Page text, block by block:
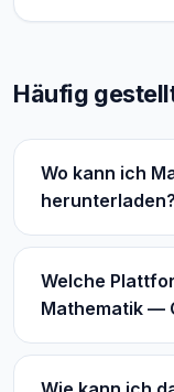
Häufig
Wo kann ich
herunterladen?
Welche
Mathematik —